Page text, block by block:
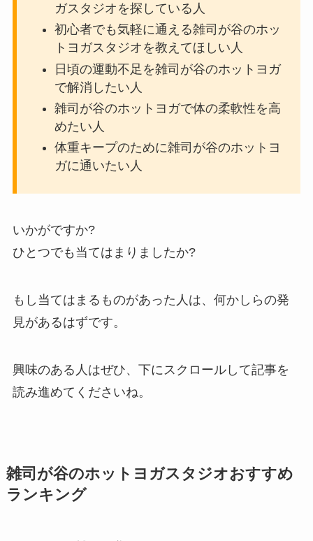
ガスタジオを探している人
初心者でも気軽に通える雑司が谷のホッ
トヨガスタジオを教えてほしい人
日頃の運動不足を雑司が谷のホットヨガ
で解消したい人
雑司が谷のホットヨガで体の柔軟性を高
めたい人
体重キープのために雑司が谷のホットヨ
ガに通いたい人
いかがですか?
ひとつでも当てはまりましたか?
もし当てはまるものがあった人は、何かしらの発
見があるはずです。
興味のある人はぜひ、下にスクロールして記事を
読み進めてくださいね。
雑司が谷のホットヨガスタジオおすすめ
ランキング